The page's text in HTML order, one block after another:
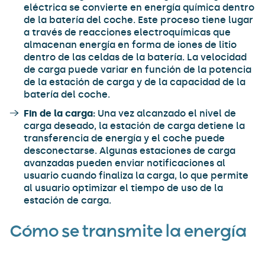
eléctrica se convierte en energía química dentro
de la batería del coche. Este proceso tiene lugar
a través de reacciones electroquímicas que
almacenan energía en forma de iones de litio
dentro de las celdas de la batería. La velocidad
de carga puede variar en función de la potencia
de la estación de carga y de la capacidad de la
batería del coche.
Fin de la carga: Una vez alcanzado el nivel de
carga deseado, la estación de carga detiene la
transferencia de energía y el coche puede
desconectarse. Algunas estaciones de carga
avanzadas pueden enviar notificaciones al
usuario cuando finaliza la carga, lo que permite
al usuario optimizar el tiempo de uso de la
estación de carga.
Cómo se transmite la energía